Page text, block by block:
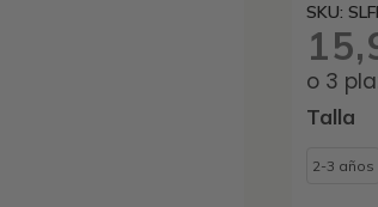
SKU:
Talla
2-3 años